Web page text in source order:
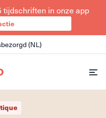
in onze app
(NL)